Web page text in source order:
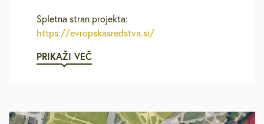
Spletna stran projekta:
https://evropskasredstva.si/
PRIKAŽI VEČ